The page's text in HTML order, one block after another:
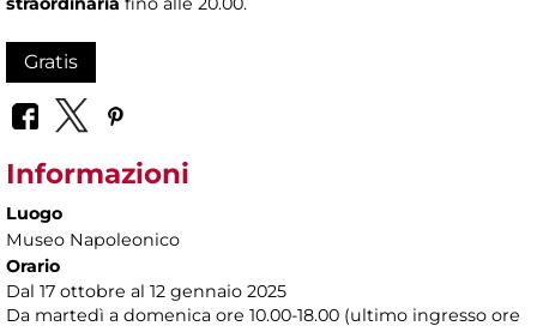
Gratis
Informazioni
Luogo
Museo Napoleonico
Orario
Dal 17 ottobre al 12 gennaio 2025
Da martedì a domenica ore 10.00-18.00 (ultimo ingresso ore